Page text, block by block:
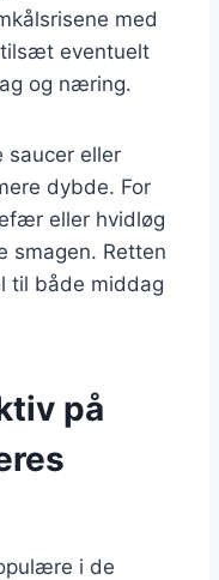
med
eventuelt
og næring.
saucer eller
dybde. For
eller hvidløg
smagen. Retten
til både middag
på
i de